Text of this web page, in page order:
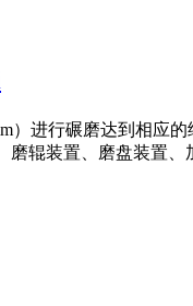
）进行碾磨达到相应
辊装置、磨盘装置、